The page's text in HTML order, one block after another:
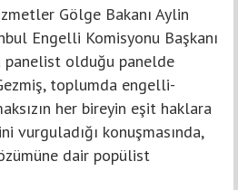
Gölge Bakanı Aylin
Engelli Komisyonu Başkanı
panelist olduğu panelde
toplumda engelli-
her bireyin eşit haklara
vurguladığı konuşmasında,
dair popülist